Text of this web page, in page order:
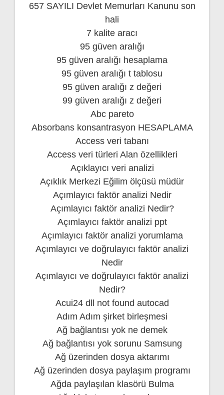
657 SAYILI Devlet Memurları Kanunu son
hali
7 kalite aracı
95 güven aralığı
95 güven aralığı hesaplama
95 güven aralığı t tablosu
95 güven aralığı z değeri
99 güven aralığı z değeri
Abc pareto
Absorbans konsantrasyon HESAPLAMA
Access veri tabanı
Access veri türleri Alan özellikleri
Açıklayıcı veri analizi
Açıklık Merkezi Eğilim ölçüsü müdür
Açımlayıcı faktör analizi Nedir
Açımlayıcı faktör analizi Nedir?
Açımlayıcı faktör analizi ppt
Açımlayıcı faktör analizi yorumlama
Açımlayıcı ve doğrulayıcı faktör analizi
Nedir
Açımlayıcı ve doğrulayıcı faktör analizi
Nedir?
Acui24 dll not found autocad
Adım Adım şirket birleşmesi
Ağ bağlantısı yok ne demek
Ağ bağlantısı yok sorunu Samsung
Ağ üzerinden dosya aktarımı
Ağ üzerinden dosya paylaşım programı
Ağda paylaşılan klasörü Bulma